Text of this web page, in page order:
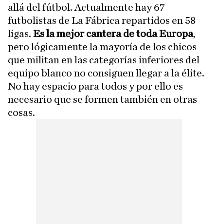
allá del fútbol. Actualmente hay 67
futbolistas de La Fábrica repartidos en 58
ligas. Es la mejor cantera de toda Europa,
pero lógicamente la mayoría de los chicos
que militan en las categorías inferiores del
equipo blanco no consiguen llegar a la élite.
No hay espacio para todos y por ello es
necesario que se formen también en otras
cosas.